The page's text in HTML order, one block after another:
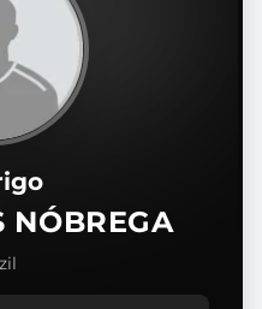
NÓBREGA